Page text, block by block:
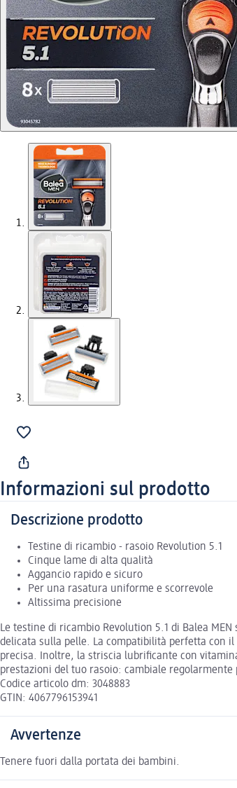
Informazioni sul prodotto
Descrizione prodotto
Testine di ricambio - rasoio Revolution 5.1
Cinque lame di alta qualità
Aggancio rapido e sicuro
Per una rasatura uniforme e scorrevole
Altissima precisione
Le testine di ricambio Revolution 5.1 di Balea
delicata sulla pelle. La compatibilità perfetta con
precisa. Inoltre, la striscia lubrificante con
prestazioni del tuo rasoio: cambiale
Codice articolo dm: 3048883
GTIN: 4067796153941
Avvertenze
Tenere fuori dalla portata dei bambini.